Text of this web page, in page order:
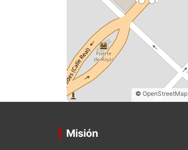
© OpenStreetMap
Misión